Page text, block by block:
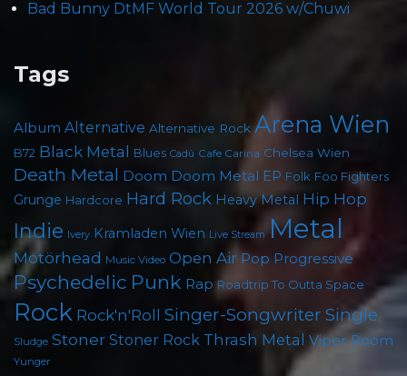
Bad Bunny DtMF World Tour 2026 w/Chuwi
Tags
Album Alternative Alternative Rock Arena Wien
B72 Black Metal Blues Cadû Cafe Carina Chelsea Wien
Death Metal Doom Doom Metal EP Folk Foo Fighters
Grunge Hardcore Hard Rock Heavy Metal Hip Hop
Indie Ivery Kramladen Wien Live Stream Metal
Motörhead Music Video Open Air Pop Progressive
Psychedelic Punk Rap Roadtrip To Outta Space
Rock Rock'n'Roll Singer-Songwriter Single
Sludge Stoner Stoner Rock Thrash Metal Viper Room
Yunger